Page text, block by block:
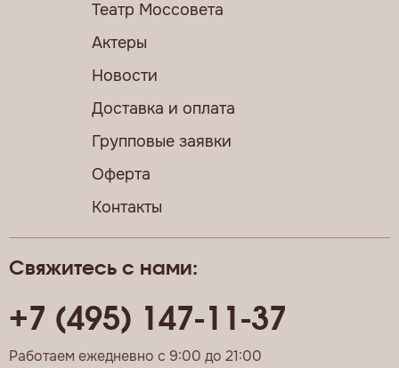
Свяжитесь с нами:
+7 (495) 147-11-37
Работаем ежедневно с 9:00 до 21:00
Театр Моссовета
Актеры
Новости
Доставка и оплата
Групповые заявки
Оферта
Контакты